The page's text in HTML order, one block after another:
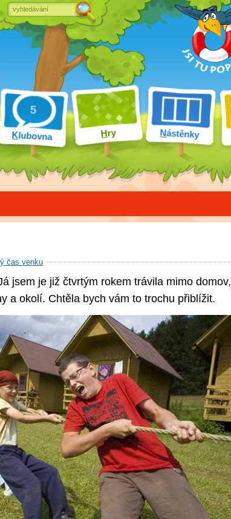
Klubovna Hry Nástěnky
čas venku
jsem je již čtvrtým rokem trávila mimo domov,
a okolí. Chtěla bych vám to trochu přiblížit.